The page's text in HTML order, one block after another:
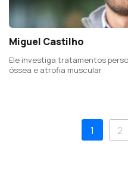
Miguel Castilho
Ele investiga tratamentos
óssea e atrofia muscular
1 2